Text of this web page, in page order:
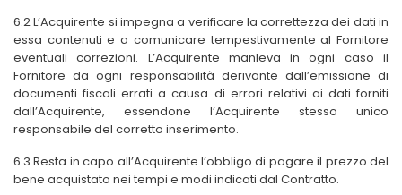
6.2 L’Acquirente si impegna a verificare la correttezza dei dati in
essa contenuti e a comunicare tempestivamente al Fornitore
eventuali correzioni. L’Acquirente manleva in ogni caso il
Fornitore da ogni responsabilità derivante dall’emissione di
documenti fiscali errati a causa di errori relativi ai dati forniti
dall’Acquirente, essendone l’Acquirente stesso unico
responsabile del corretto inserimento.
6.3 Resta in capo all’Acquirente l’obbligo di pagare il prezzo del
bene acquistato nei tempi e modi indicati dal Contratto.